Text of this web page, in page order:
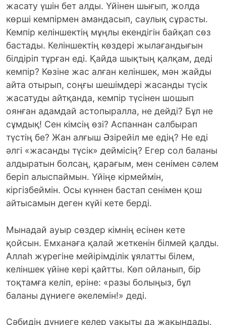
жасату үшін бет алды. Үйінен шығып, жолда
көрші кемпірмен амандасып, саулық сұрасты.
Кемпір келіншектің мұңлы екендігін байқап сөз
бастады. Келіншектің көздері жылағандығын
білдіріп тұрған еді. Қайда шықтың қалқам, деді
кемпір? Көзіне жас алған келіншек, мән жайды
айта отырып, соңғы шешімдері жасанды түсік
жасатуды айтқанда, кемпір түсінен шошып
оянған адамдай астопыралла, не дейді? Бұл не
сұмдық! Сен кімсің өзі? Аспаннан салбырап
түстің бе? Жан алғыш Әзірейіл ме едің? Не еді
әлгі «жасанды түсік» деймісің? Егер сол баланы
алдыратын болсаң, қарағым, мен сенімен сәлем
беріп алыспаймын. Үйіңе кірмеймін,
кіргізбеймін. Осы күннен бастап сенімен қош
айтысамын деген күйі кете берді.
Мынадай ауыр сөздер кімнің есінен кете
қойсын. Емханаға қалай жеткенін білмей қалды.
Аллаһ жүрегіне мейірімділік ұялатты білем,
келіншек үйіне кері қайтты. Көп ойланып, бір
тоқтамға келіп, еріне: «разы болыңыз, бұл
баланы дүниеге әкелемін!» деді.
Сәбидің дүниеге келер уақыты да жақындады.